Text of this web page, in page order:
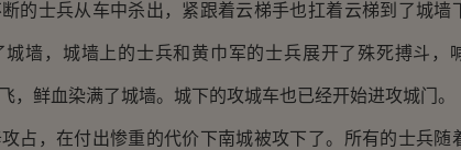
的士兵从车中杀出，紧跟着云梯手也扛着云梯到了城墙
墙，城墙上的士兵和黄巾军的士兵展开了殊死搏斗，
，鲜血染满了城墙。城下的攻城车也已经开始进攻城门。
，在付出惨重的代价下南城被攻下了。所有的士兵随